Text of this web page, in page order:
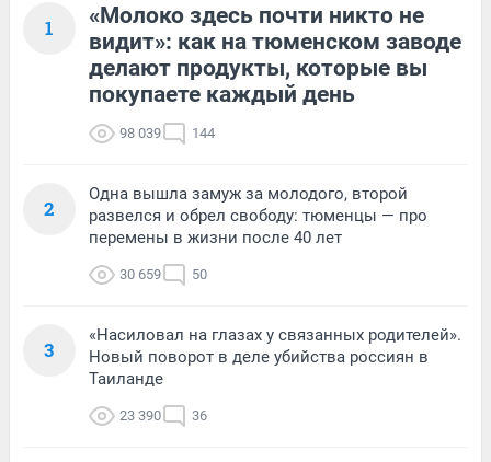
1
«Молоко здесь почти никто не
видит»: как на тюменском заводе
делают продукты, которые вы
покупаете каждый день
98 039 144
2
Одна вышла замуж за молодого, второй
развелся и обрел свободу: тюменцы — про
перемены в жизни после 40 лет
30 659 50
3
«Насиловал на глазах у связанных родителей».
Новый поворот в деле убийства россиян в
Таиланде
23 390 36